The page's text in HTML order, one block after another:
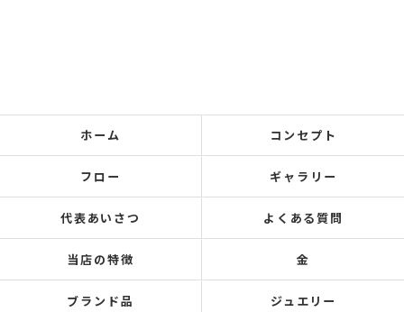
ホーム コンセプト
フロー ギャラリー
代表あいさつ よくある質問
当店の特徴 金
ブランド品 ジュエリー